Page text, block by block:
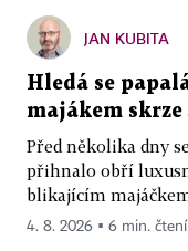
JAN KUBITA
Hledá se
majákem
Před několika dny
přihnalo obří
blikajícím
4. 8. 2026 ▪ 6 min. čtení